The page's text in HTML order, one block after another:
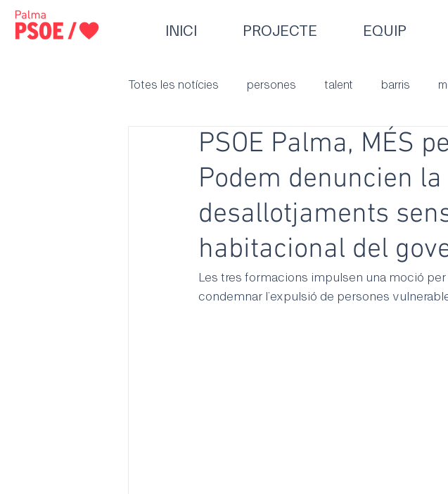
INICI PROJECTE EQUIP
Totes les notícies persones talent barris
PSOE Palma, MÉS
Podem denuncien
desallotjaments
habitacional del
Les tres formacions impulsen una moció
condemnar l’expulsió de persones